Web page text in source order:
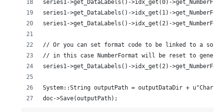
series1->get_DataLabels()->idx_get(0)-
series1->get_DataLabels()->idx_get(1)-
series1->get_DataLabels()->idx_get(2)-
// Or you can set format code to be linked to a
// in this case NumberFormat will be reset to
series1->get_DataLabels()->idx_get(2)-
System::String outputPath = outputDataDir +
doc->Save(outputPath);